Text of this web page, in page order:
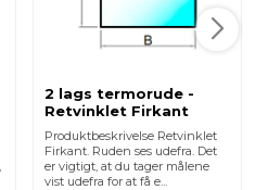
2 lags termorude -
Retvinklet Firkant
Produktbeskrivelse Retvinklet
Firkant. Ruden ses udefra. Det
er vigtigt, at du tager målene
vist udefra for at få e...